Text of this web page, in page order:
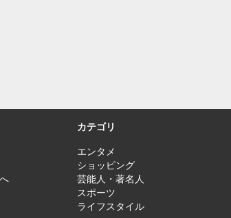
カテゴリ
エンタメ
ショッピング
芸能人・著名人
スポーツ
ライフスタイル